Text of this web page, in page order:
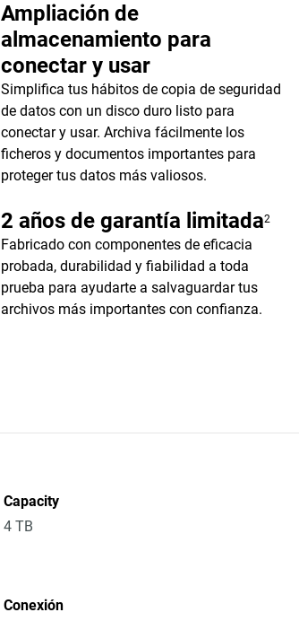
Ampliación de
almacenamiento para
conectar y usar
Simplifica tus hábitos de copia de seguridad
de datos con un disco duro listo para
conectar y usar. Archiva fácilmente los
ficheros y documentos importantes para
proteger tus datos más valiosos.
2 años de garantía limitada2
Fabricado con componentes de eficacia
probada, durabilidad y fiabilidad a toda
prueba para ayudarte a salvaguardar tus
archivos más importantes con confianza.
Capacity
4 TB
Conexión